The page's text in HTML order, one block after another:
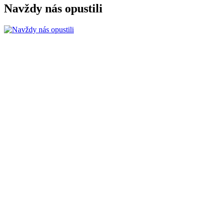
Navždy nás opustili